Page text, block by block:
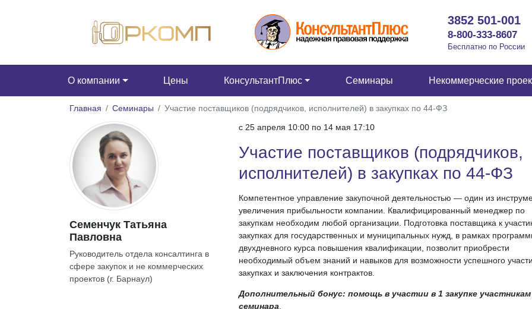
3852 501-001
8-800-333-8607
Бесплатно по России
О компании Цены КонсультантПлюс Семинары Некоммерческие
Главная Семинары Участие поставщиков (подрядчиков, исполнителей) в закупках по 44-ФЗ
Семенчук Татьяна
Павловна
Руководитель отдела консалтинга в
сфере закупок и не коммерческих
проектов (г. Барнаул)
c 25 апреля 10:00 по 14 мая 17:10
Участие поставщиков (подрядчиков,
исполнителей) в закупках по 44-ФЗ
Компетентное управление закупочной деятельностью — один из
увеличения прибыльности компании. Квалифицированный менеджер по
закупкам необходим любой организации. Подготовка поставщика к
закупках для государственных и муниципальных нужд, в рамках
двухдневного курса повышения квалификации, позволит приобрести
необходимый объем знаний и навыков для возможности успешного
закупках и заключения контрактов.
Дополнительный бонус: помощь в участии в 1 закупке участникам
семинара